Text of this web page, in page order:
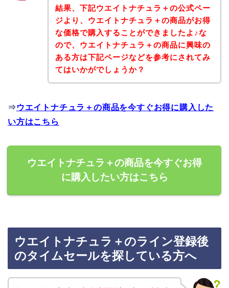
結果、下記ウエイトナチュラ＋の公式ペー
ジより、ウエイトナチュラ＋の商品がお得
な価格で購入することができましたよ♪な
ので、ウエイトナチュラ＋の商品に興味の
ある方は下記ページなどを参考にされてみ
てはいかがでしょうか？
⇒ ウエイトナチュラ＋の商品を今すぐお得に購入した
い方はこちら
ウエイトナチュラ＋の商品を今すぐお得
に購入したい方はこちら
ウエイトナチュラ＋のライン登録後
のタイムセールを探している方へ